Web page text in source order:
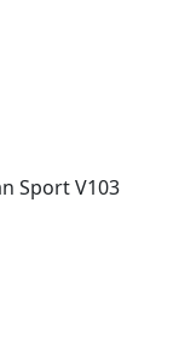
Sport V103